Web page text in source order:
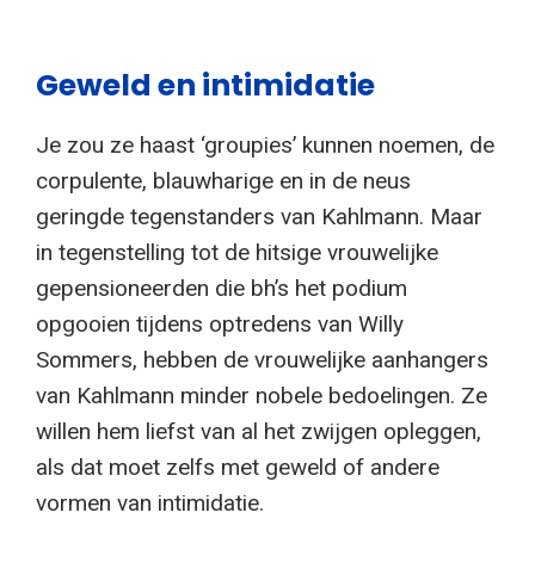
Geweld en intimidatie
Je zou ze haast ‘groupies’ kunnen noemen, de
corpulente, blauwharige en in de neus
geringde tegenstanders van Kahlmann. Maar
in tegenstelling tot de hitsige vrouwelijke
gepensioneerden die bh’s het podium
opgooien tijdens optredens van Willy
Sommers, hebben de vrouwelijke aanhangers
van Kahlmann minder nobele bedoelingen. Ze
willen hem liefst van al het zwijgen opleggen,
als dat moet zelfs met geweld of andere
vormen van intimidatie.